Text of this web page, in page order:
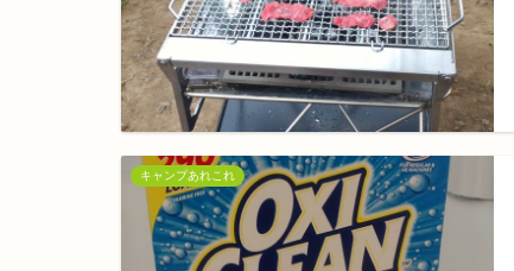
キャンプあれこれ